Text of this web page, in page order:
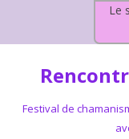
Le
Festival de